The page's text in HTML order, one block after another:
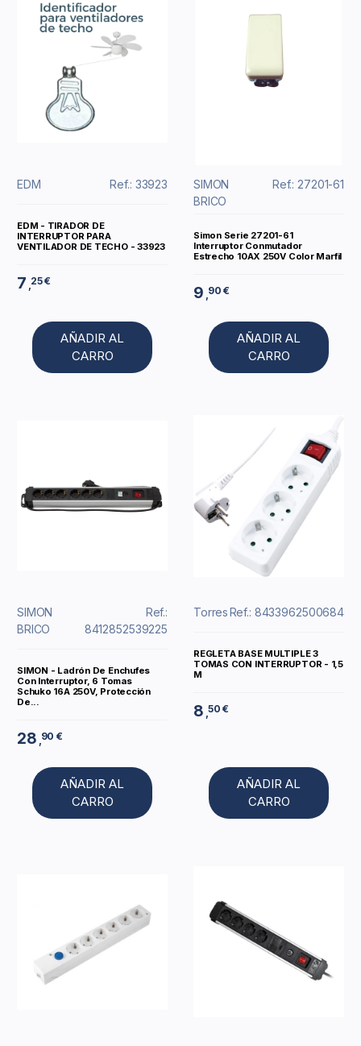
EDM Ref.: 33923
EDM - TIRADOR DE
INTERRUPTOR PARA
VENTILADOR DE TECHO - 33923
7 ,25 €
AÑADIR AL
CARRO
SIMON
BRICO
Ref.: 27201-61
Simon Serie 27201-61
Interruptor Conmutador
Estrecho 10AX 250V Color Marfil
9 90 €
AÑADIR AL
CARRO
SIMON
BRICO
Ref.:
8412852539225
SIMON - Ladrón De Enchufes
Con Interruptor, 6 Tomas
Schuko 16A 250V, Protección
De...
28 ,90 €
AÑADIR AL
CARRO
TorresRef.: 8433962500684
REGLETA BASE MULTIPLE 3
TOMAS CON INTERRUPTOR - 1,5
M
8 ,50 €
AÑADIR AL
CARRO